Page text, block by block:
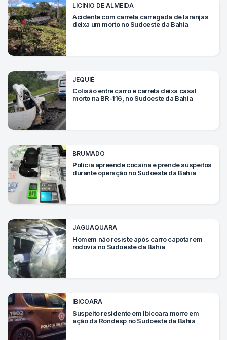
LICÍNIO DE ALMEIDA
Acidente com carreta carregada de laranjas
deixa um morto no Sudoeste da Bahia
JEQUIÉ
Colisão entre carro e carreta deixa casal
morto na BR-116, no Sudoeste da Bahia
BRUMADO
Polícia apreende cocaína e prende suspeitos
durante operação no Sudoeste da Bahia
JAGUAQUARA
Homem não resiste após carro capotar em
rodovia no Sudoeste da Bahia
IBICOARA
Suspeito residente em Ibicoara morre em
ação da Rondesp no Sudoeste da Bahia